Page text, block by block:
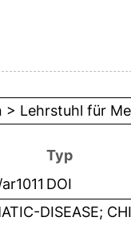
> Lehrstuhl für
Typ
DOI
DISEASE;